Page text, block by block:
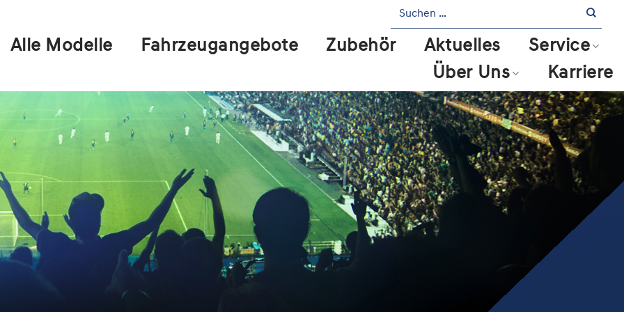
Alle Modelle Fahrzeugangebote Zubehör Aktuelles
Service
Über Uns
Karriere